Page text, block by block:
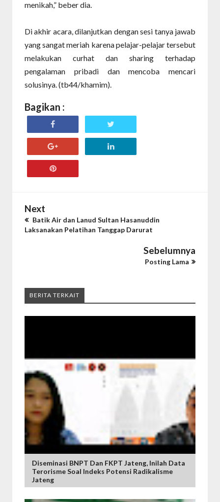
menikah,” beber dia.
Di akhir acara, dilanjutkan dengan sesi tanya jawab
yang sangat meriah karena pelajar-pelajar tersebut
melakukan curhat dan sharing terhadap
pengalaman pribadi dan mencoba mencari
solusinya. (tb44/khamim).
Bagikan :
Next
Batik Air dan Lanud Sultan Hasanuddin
Laksanakan Pelatihan Tanggap Darurat
Sebelumnya
Posting Lama
BERITA TERKAIT
Diseminasi BNPT Dan FKPT Jateng, Inilah Data
Terorisme Soal Indeks Potensi Radikalisme
Jateng